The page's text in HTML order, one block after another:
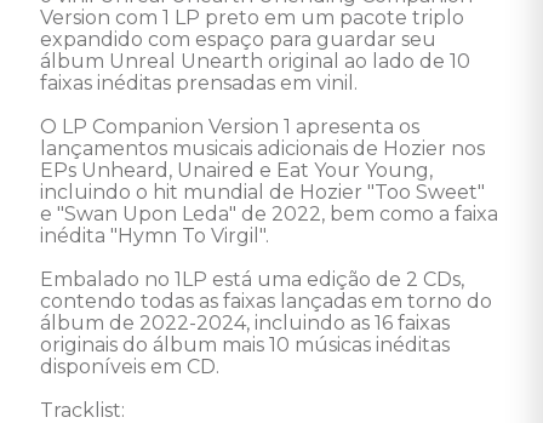
Version com 1 LP preto em um pacote triplo
expandido com espaço para guardar seu
álbum Unreal Unearth original ao lado de 10
faixas inéditas prensadas em vinil.
O LP Companion Version 1 apresenta os
lançamentos musicais adicionais de Hozier nos
EPs Unheard, Unaired e Eat Your Young,
incluindo o hit mundial de Hozier "Too Sweet"
e "Swan Upon Leda" de 2022, bem como a faixa
inédita "Hymn To Virgil".
Embalado no 1LP está uma edição de 2 CDs,
contendo todas as faixas lançadas em torno do
álbum de 2022-2024, incluindo as 16 faixas
originais do álbum mais 10 músicas inéditas
disponíveis em CD.
Tracklist: